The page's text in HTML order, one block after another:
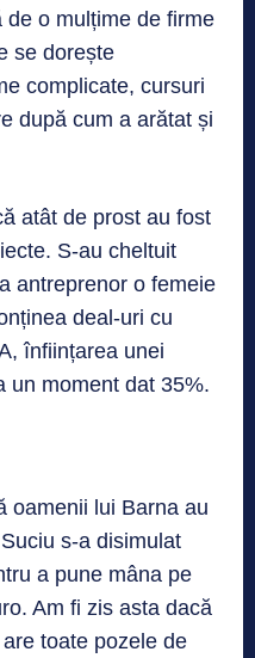
de o mulțime de firme
se dorește
complicate, cursuri
după cum a arătat și
atât de prost au fost
S-au cheltuit
antreprenor o femeie
deal-uri cu
înființarea unei
un moment dat 35%.
oamenii lui Barna au
s-a disimulat
a pune mâna pe
Am fi zis asta dacă
toate pozele de